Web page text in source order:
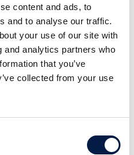
content and ads, to
and to analyse our traffic.
your use of our site with
and analytics partners who
that you’ve
collected from your use
Ett större
som kan
eller ”Bolaget”)